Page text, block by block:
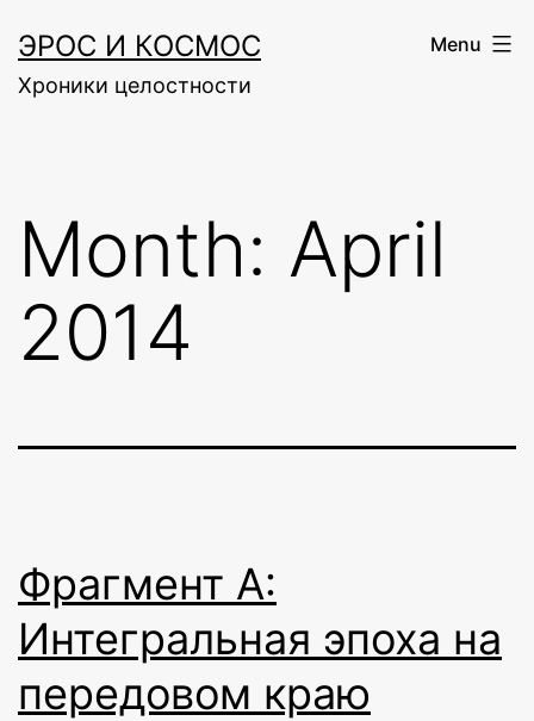
to
content
ЭРОС И КОСМОС
Хроники целостности
Menu
Month: April
2014
Фрагмент A:
Интегральная эпоха на
передовом краю